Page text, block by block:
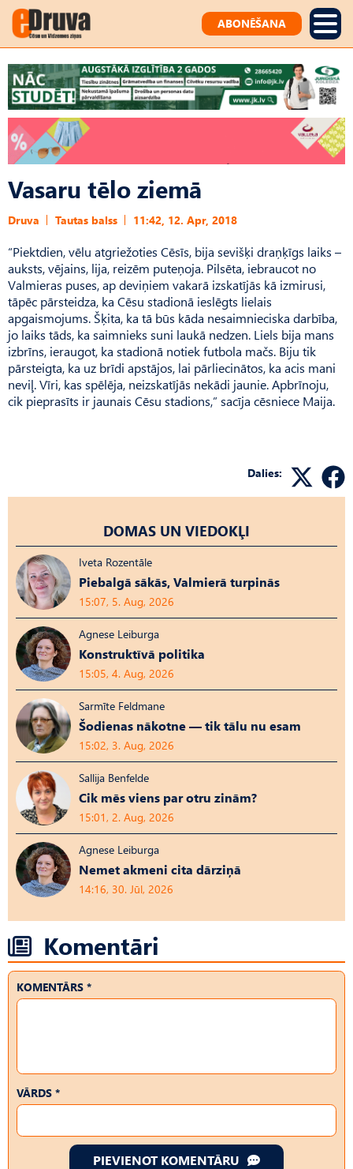
ABONĒŠANA
Vasaru tēlo ziemā
Druva Tautas balss 11:42, 12. Apr, 2018
“Piektdien, vēlu atgriežoties Cēsīs, bija sevišķi draņķīgs laiks –
auksts, vējains, lija, reizēm puteņoja. Pilsēta, iebraucot no
Valmieras puses, ap deviņiem vakarā izskatījās kā izmirusi,
tāpēc pārsteidza, ka Cēsu stadionā ieslēgts lielais
apgaismojums. Šķita, ka tā būs kāda nesaimnieciska darbība,
jo laiks tāds, ka saimnieks suni laukā nedzen. Liels bija mans
izbrīns, ieraugot, ka stadionā notiek futbola mačs. Biju tik
pārsteigta, ka uz brīdi apstājos, lai pārliecinātos, ka acis mani
neviļ. Vīri, kas spēlēja, neizskatījās nekādi jaunie. Apbrīnoju,
cik pieprasīts ir jaunais Cēsu stadions,” sacīja cēsniece Maija.
Dalies:
DOMAS UN VIEDOKĻI
Iveta Rozentāle
Piebalgā sākās, Valmierā turpinās
15:07, 5. Aug, 2026
Agnese Leiburga
Konstruktīvā politika
15:05, 4. Aug, 2026
Sarmīte Feldmane
Šodienas nākotne — tik tālu nu esam
15:02, 3. Aug, 2026
Sallija Benfelde
Cik mēs viens par otru zinām?
15:01, 2. Aug, 2026
Agnese Leiburga
Nemet akmeni cita dārziņā
14:16, 30. Jūl, 2026
Komentāri
KOMENTĀRS *
VĀRDS *
PIEVIENOT KOMENTĀRU